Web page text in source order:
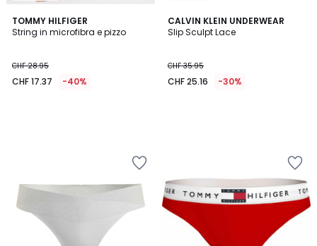
TOMMY HILFIGER
String in microfibra e pizzo
CHF 28.95
CHF 17.37 -40%
CALVIN KLEIN UNDERWEAR
Slip Sculpt Lace
CHF 35.95
CHF 25.16 -30%